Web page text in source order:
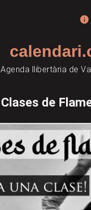
Agenda llibertària de
Clases de